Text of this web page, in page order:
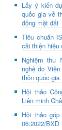
Lấy ý kiến
quốc gia về
động mặt đất
Tiêu chuẩn
cải thiện hiệu
Nghiệm thu
nghệ do
thôn quốc
Hội thảo
Liên minh
Hội thảo
06:2022/